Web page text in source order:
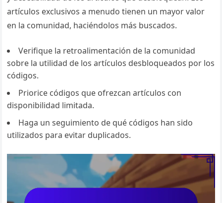
artículos exclusivos a menudo tienen un mayor valor
en la comunidad, haciéndolos más buscados.
Verifique la retroalimentación de la comunidad
sobre la utilidad de los artículos desbloqueados por los
códigos.
Priorice códigos que ofrezcan artículos con
disponibilidad limitada.
Haga un seguimiento de qué códigos han sido
utilizados para evitar duplicados.